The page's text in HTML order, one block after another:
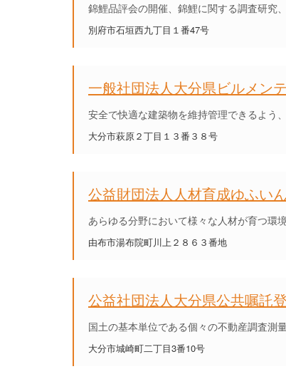
錦鯉品評会の開催、錦鯉に関する調査研
別府市石垣西九丁目１番47号
一般社団法人大分県ビルメン
安全で快適な建築物を維持管理できるよ
大分市萩原２丁目１３番３８号
公益財団法人人材育成ゆふい
あらゆる分野において様々な人材が育つ
由布市湯布院町川上２８６３番地
公益社団法人大分県公共嘱託
国土の基本単位である個々の不動産調査
大分市城崎町二丁目3番10号